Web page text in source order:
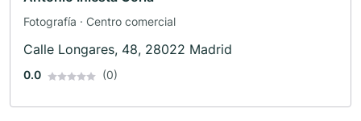
Fotografía · Centro comercial
Calle Longares, 48, 28022 Madrid
0.0 (0)